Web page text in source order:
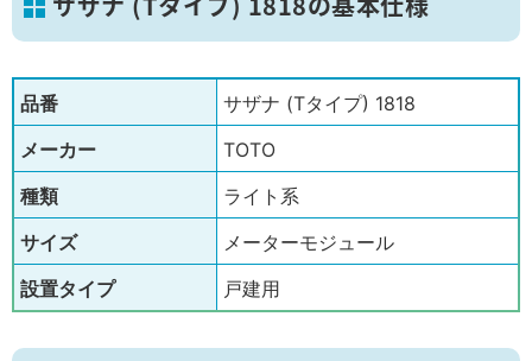
品番
サザナ (Tタイプ) 1818
メーカー
TOTO
種類
ライト系
サイズ
メーターモジュール
設置タイプ
戸建用